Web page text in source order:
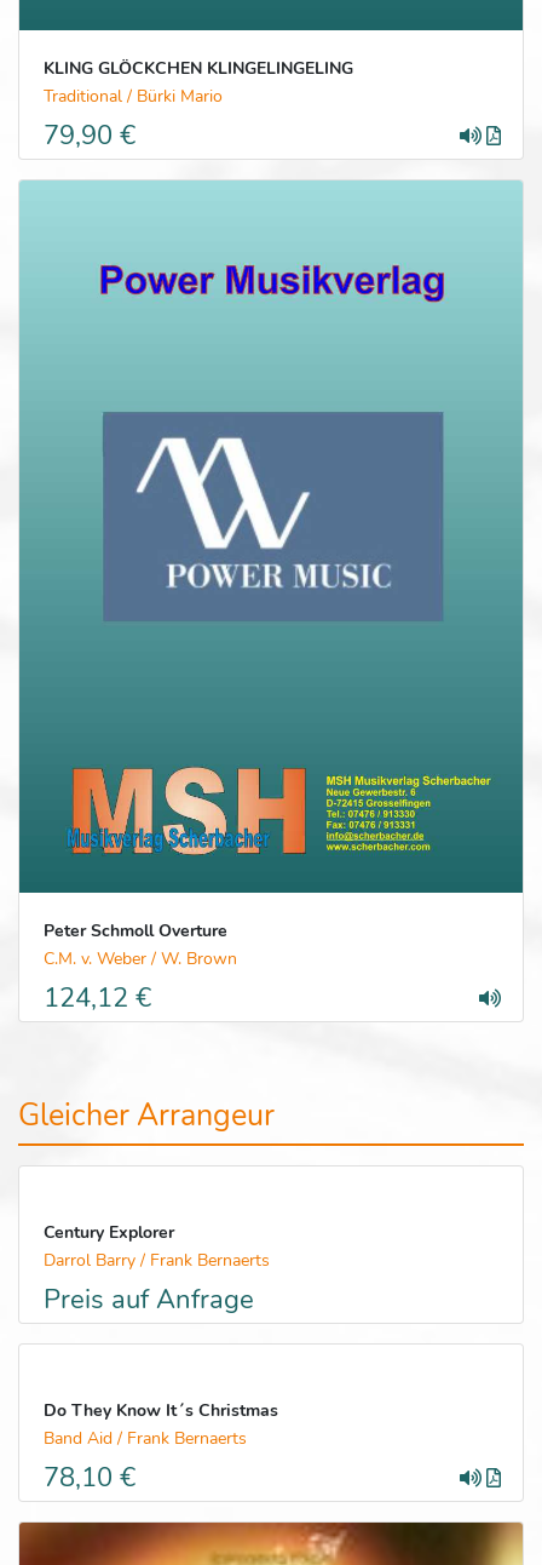
KLING GLÖCKCHEN KLINGELINGELING
Traditional / Bürki Mario
79,90 €
Peter Schmoll Overture
C.M. v. Weber / W. Brown
124,12 €
Gleicher Arrangeur
Century Explorer
Darrol Barry / Frank Bernaerts
Preis auf Anfrage
Do They Know It´s Christmas
Band Aid / Frank Bernaerts
78,10 €